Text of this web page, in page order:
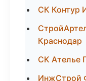
СК Контур
Краснодар
СК Ателье
ИнжСтрой